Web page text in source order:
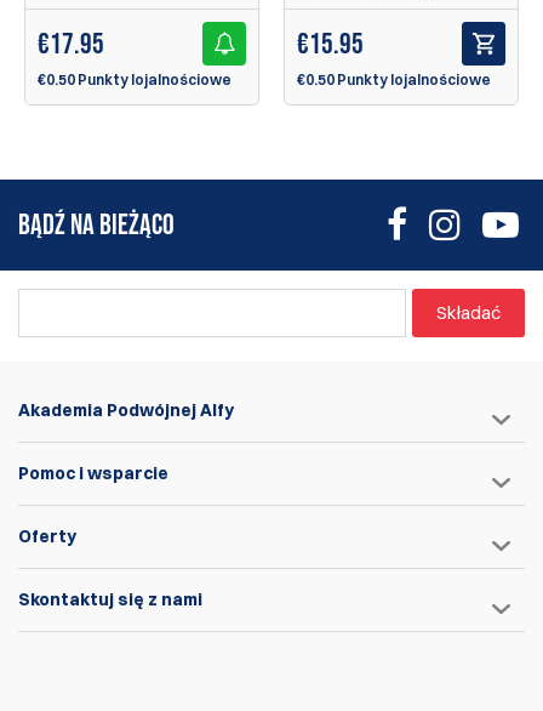
€17.95
€0.50 Punkty lojalnościowe
€15.95
€0.50 Punkty lojalnościowe
BĄDŹ NA BIEŻĄCO
Składać
Akademia Podwójnej Alfy
Pomoc i wsparcie
Oferty
Skontaktuj się z nami